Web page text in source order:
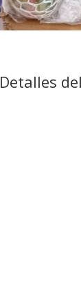
Detalles